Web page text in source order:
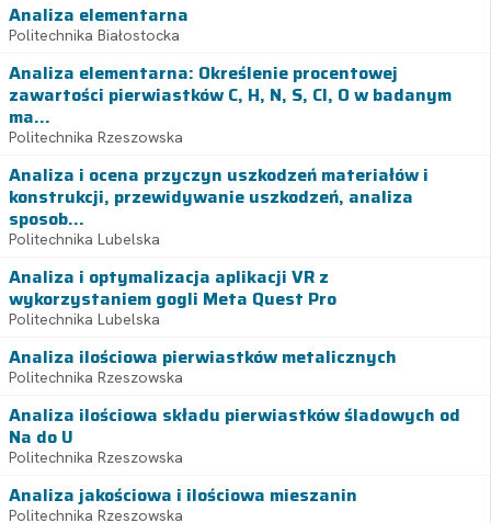
Analiza elementarna
Politechnika Białostocka
Analiza elementarna: Określenie procentowej
zawartości pierwiastków C, H, N, S, Cl, O w badanym
ma...
Politechnika Rzeszowska
Analiza i ocena przyczyn uszkodzeń materiałów i
konstrukcji, przewidywanie uszkodzeń, analiza
sposob...
Politechnika Lubelska
Analiza i optymalizacja aplikacji VR z
wykorzystaniem gogli Meta Quest Pro
Politechnika Lubelska
Analiza ilościowa pierwiastków metalicznych
Politechnika Rzeszowska
Analiza ilościowa składu pierwiastków śladowych od
Na do U
Politechnika Rzeszowska
Analiza jakościowa i ilościowa mieszanin
Politechnika Rzeszowska